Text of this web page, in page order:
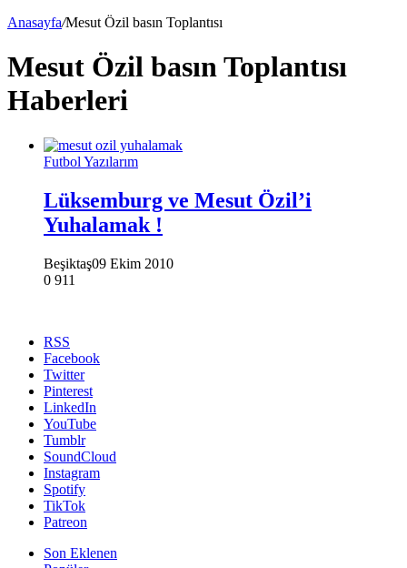
Anasayfa/Mesut Özil basın Toplantısı
Mesut Özil basın Toplantısı
Haberleri
Futbol Yazılarım
Lüksemburg ve Mesut Özil’i
Yuhalamak !
Beşiktaş09 Ekim 2010
0 911
RSS
Facebook
Twitter
Pinterest
LinkedIn
YouTube
Tumblr
SoundCloud
Instagram
Spotify
TikTok
Patreon
Son Eklenen